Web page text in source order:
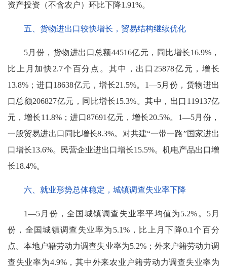
资产投资（不含农户）环比下降1.91%。
五、货物进出口较快增长，贸易结构继续优化
5月份，货物进出口总额44516亿元，同比增长16.9%，
比上月加快2.7个百分点。其中，出口25878亿元，增长
13.8%；进口18638亿元，增长21.5%。1—5月份，货物进出
口总额206827亿元，同比增长15.3%。其中，出口119137亿
元，增长11.8%；进口87691亿元，增长20.5%。1—5月份，
一般贸易进出口同比增长8.3%。对共建“一带一路”国家进出
口增长13.6%。民营企业进出口增长15.5%。机电产品出口增
长18.4%。
六、就业形势总体稳定，城镇调查失业率下降
1—5月份，全国城镇调查失业率平均值为5.2%。5月
份，全国城镇调查失业率为5.1%，比上月下降0.1个百分
点。本地户籍劳动力调查失业率为5.2%；外来户籍劳动力调
查失业率为4.9%，其中外来农业户籍劳动力调查失业率为